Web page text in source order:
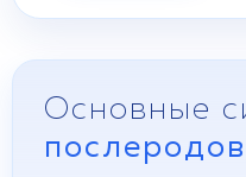
Основные